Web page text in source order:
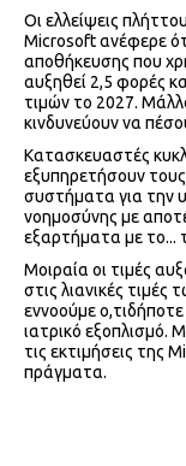
Οι ελλείψεις
Microsoft ανέφερε
αποθήκευσης που
αυξηθεί 2,5 φορές
τιμών το 2027.
κινδυνεύουν να
Κατασκευαστές
εξυπηρετήσουν
συστήματα για την
νοημοσύνης με
εξαρτήματα με το...
Μοιραία οι τιμές
στις λιανικές
εννοούμε
ιατρικό εξοπλισμό.
τις εκτιμήσεις της
πράγματα.